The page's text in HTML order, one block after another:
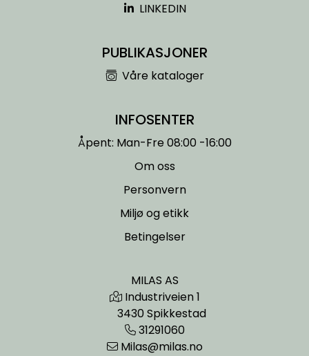
LINKEDIN
PUBLIKASJONER
Våre kataloger
INFOSENTER
Åpent: Man-Fre 08:00 -16:00
Om oss
Personvern
Miljø og etikk
Betingelser
MILAS AS
Industriveien 1
3430 Spikkestad
31291060
Milas@milas.no